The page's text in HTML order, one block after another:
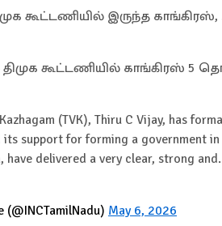
கூட்டணியில் இருந்த
திமுக கூட்டணியில் காங்கிரஸ் 5
(TVK), Thiru C Vijay, has
support for forming a government in
have delivered a very clear, strong
May 6, 2026